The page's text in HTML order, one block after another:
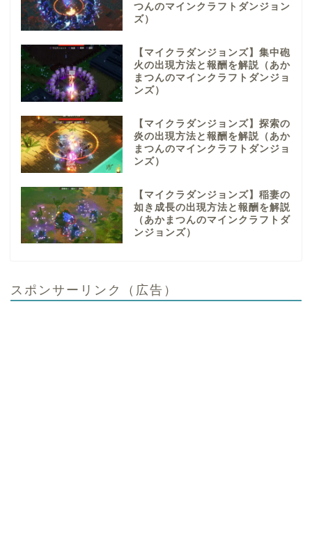
つんのマインクラフトダンジョン
ズ）
【マイクラダンジョンズ】集中砲
火の出現方法と報酬を解説（あか
まつんのマインクラフトダンジョ
ンズ）
【マイクラダンジョンズ】探索の
炎の出現方法と報酬を解説（あか
まつんのマインクラフトダンジョ
ンズ）
【マイクラダンジョンズ】稲妻の
如き成長の出現方法と報酬を解説
（あかまつんのマインクラフトダ
ンジョンズ）
スポンサーリンク（広告）